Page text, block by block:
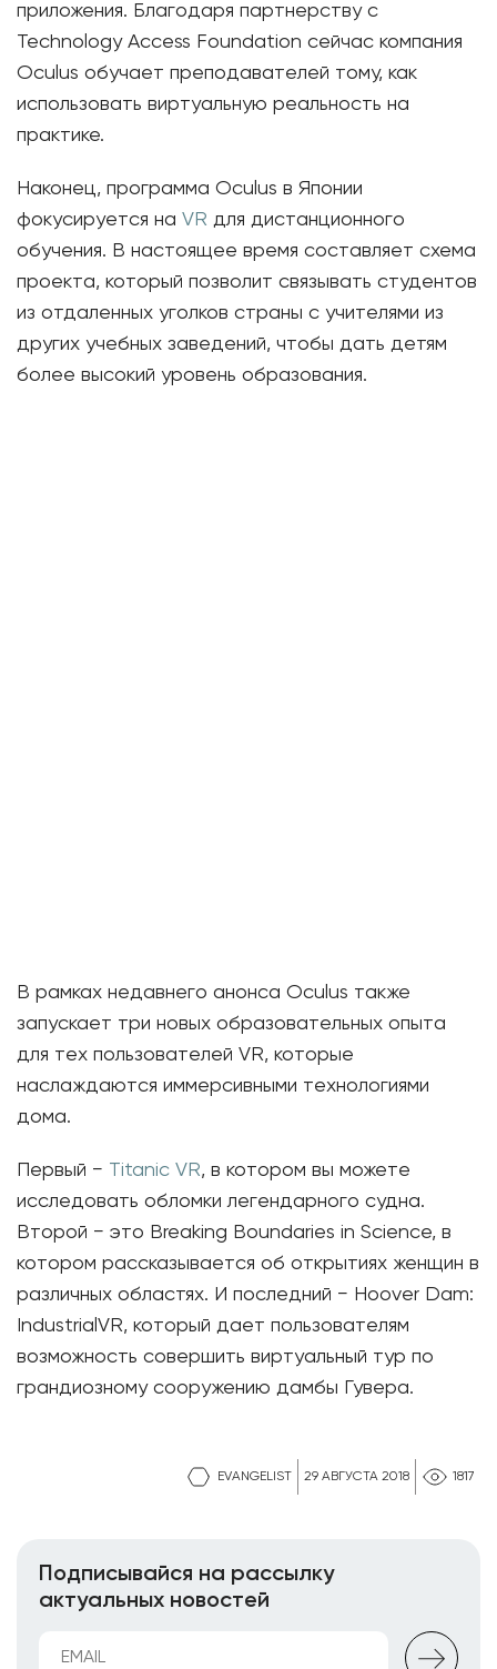
EVANGELIST 29 АВГУСТА 2018 1817
приложения. Благодаря партнерству с
Technology Access Foundation сейчас компания
Oculus обучает преподавателей тому, как
использовать виртуальную реальность на
практике.
Наконец, программа Oculus в Японии
фокусируется на VR для дистанционного
обучения. В настоящее время составляет схема
проекта, который позволит связывать студентов
из отдаленных уголков страны с учителями из
других учебных заведений, чтобы дать детям
более высокий уровень образования.
В рамках недавнего анонса Oculus также
запускает три новых образовательных опыта
для тех пользователей VR, которые
наслаждаются иммерсивными технологиями
дома.
Первый − Titanic VR, в котором вы можете
исследовать обломки легендарного судна.
Второй − это Breaking Boundaries in Science, в
котором рассказывается об открытиях женщин в
различных областях. И последний − Hoover Dam:
IndustrialVR, который дает пользователям
возможность совершить виртуальный тур по
грандиозному сооружению дамбы Гувера.
Подписывайся на рассылку
актуальных новостей